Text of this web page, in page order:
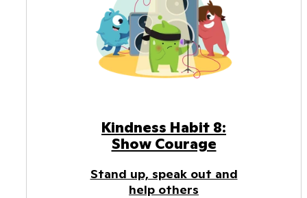
Kindness Habit 8:
Show Courage
Stand up, speak out and
help others